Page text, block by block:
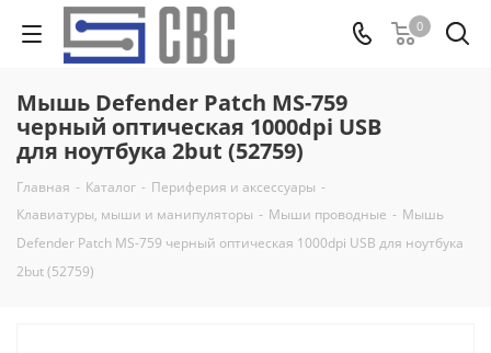
0
Мышь Defender Patch MS-759
черный оптическая 1000dpi USB
для ноутбука 2but (52759)
Главная - Каталог - Периферия и аксессуары -
Клавиатуры, мыши и манипуляторы - Мыши проводные - Мышь
Defender Patch MS-759 черный оптическая 1000dpi USB для ноутбука
2but (52759)